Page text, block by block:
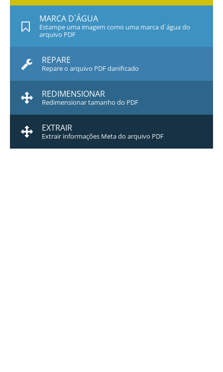
MARCA D`ÁGUA
Estampe uma imagem como uma marca d`água do
arquivo PDF
REPARE
Repare o arquivo PDF danificado
REDIMENSIONAR
Redimensionar tamanho do PDF
EXTRAIR
Extrair informações Meta do arquivo PDF